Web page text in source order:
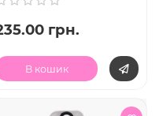
грн.
В кошик